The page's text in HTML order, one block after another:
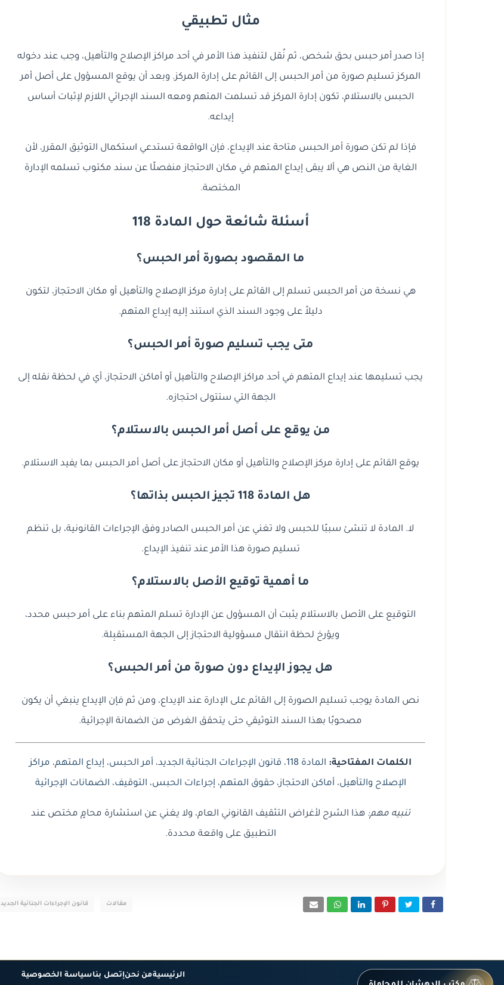
مثال تطبيقي
إذا صدر أمر حبس بحق شخص، ثم نُقل لتنفيذ هذا الأمر في أحد مراكز الإصلاح والتأهيل، وجب عند دخوله
المركز تسليم صورة من أمر الحبس إلى القائم على إدارة المركز. وبعد أن يوقع المسؤول على أصل أمر
الحبس بالاستلام، تكون إدارة المركز قد تسلمت المتهم ومعه السند الإجرائي اللازم لإثبات أساس
إيداعه.
فإذا لم تكن صورة أمر الحبس متاحة عند الإيداع، فإن الواقعة تستدعي استكمال التوثيق المقرر، لأن
الغاية من النص هي ألا يبقى إيداع المتهم في مكان الاحتجاز منفصلًا عن سند مكتوب تسلمه الإدارة
المختصة.
أسئلة شائعة حول المادة 118
ما المقصود بصورة أمر الحبس؟
هي نسخة من أمر الحبس تسلم إلى القائم على إدارة مركز الإصلاح والتأهيل أو مكان الاحتجاز، لتكون
دليلاً على وجود السند الذي استند إليه إيداع المتهم.
متى يجب تسليم صورة أمر الحبس؟
يجب تسليمها عند إيداع المتهم في أحد مراكز الإصلاح والتأهيل أو أماكن الاحتجاز، أي في لحظة نقله إلى
الجهة التي ستتولى احتجازه.
من يوقع على أصل أمر الحبس بالاستلام؟
يوقع القائم على إدارة مركز الإصلاح والتأهيل أو مكان الاحتجاز على أصل أمر الحبس بما يفيد الاستلام.
هل المادة 118 تجيز الحبس بذاتها؟
لا. المادة لا تنشئ سببًا للحبس ولا تغني عن أمر الحبس الصادر وفق الإجراءات القانونية، بل تنظم
تسليم صورة هذا الأمر عند تنفيذ الإيداع.
ما أهمية توقيع الأصل بالاستلام؟
التوقيع على الأصل بالاستلام يثبت أن المسؤول عن الإدارة تسلم المتهم بناء على أمر حبس محدد،
ويؤرخ لحظة انتقال مسؤولية الاحتجاز إلى الجهة المستقبِلة.
هل يجوز الإيداع دون صورة من أمر الحبس؟
نص المادة يوجب تسليم الصورة إلى القائم على الإدارة عند الإيداع، ومن ثم فإن الإيداع ينبغي أن يكون
مصحوبًا بهذا السند التوثيقي حتى يتحقق الغرض من الضمانة الإجرائية.
الكلمات المفتاحية: المادة 118 ، قانون الإجراءات الجنائية الجديد، أمر الحبس، إيداع المتهم، مراكز
الإصلاح والتأهيل، أماكن الاحتجاز،حقوق المتهم، إجراءات الحبس، التوقيف، الضمانات الإجرائية
تنبيه مهم: هذا الشرح لأغراض التثقيف القانوني العام، ولا يغني عن استشارة محامٍ مختص عند
التطبيق على واقعة محددة.
قانون الإجراءات الجنائية الجديد مقالات
الرئيسيةمن نحنإتصل بناسياسة الخصوصية مكتب الدهشان للمحاماة